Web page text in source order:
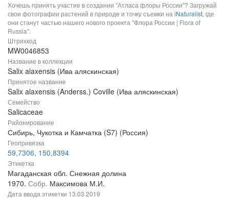
Хочешь принять участие в создании "Атласа флоры России"? Загружай
свои фотографии растений в природе и точку съемки на iNaturalist, где
они станут частью нашего нового проекта "Флора России | Flora of
Russia".
Штрихкод
MW0046853
Название в коллекции
Salix alaxensis (Ива аляскинская)
Принятое название
Salix alaxensis (Anderss.) Coville (Ива аляскинская)
Семейство
Salicaceae
Районирование
Сибирь, Чукотка и Камчатка (S7) (Россия)
Геопривязка
59,7306, 150,8394
Этикетка
Магаданская обл. Снежная долина
1970. Собр. Максимова М.И.
Дата ввода этикетки 13.03.2019